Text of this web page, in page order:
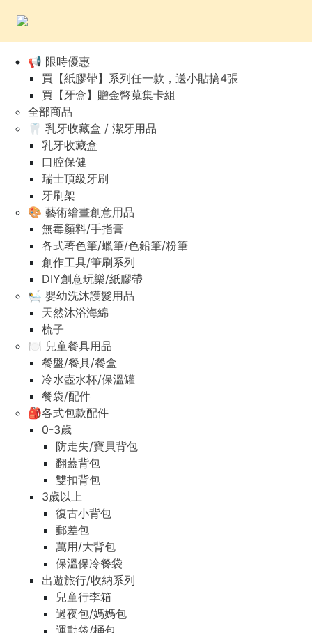
📢 限時優惠
買【紙膠帶】系列任一款，送小貼搞4張
買【牙盒】贈金幣蒐集卡組
全部商品
🦷 乳牙收藏盒 / 潔牙用品
乳牙收藏盒
口腔保健
瑞士頂級牙刷
牙刷架
🎨 藝術繪畫創意用品
無毒顏料/手指膏
各式著色筆/蠟筆/色鉛筆/粉筆
創作工具/筆刷系列
DIY創意玩樂/紙膠帶
🛀 嬰幼洗沐護髮用品
天然沐浴海綿
梳子
🍽️ 兒童餐具用品
餐盤/餐具/餐盒
冷水壺水杯/保溫罐
餐袋/配件
🎒各式包款配件
0-3歲
防走失/寶貝背包
翻蓋背包
雙扣背包
3歲以上
復古小背包
郵差包
萬用/大背包
保溫保冷餐袋
出遊旅行/收納系列
兒童行李箱
過夜包/媽媽包
運動袋/桶包